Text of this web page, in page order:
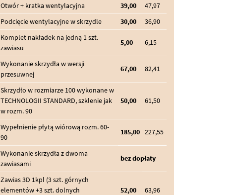
Otwór + kratka wentylacyjna 39,00
47,97
Podcięcie wentylacyjne w skrzydle
30,00
36,90
Komplet nakładek na jedną 1 szt.
zawiasu
5,00 6,15
Wykonanie skrzydła w wersji
przesuwnej
67,00 82,41
Skrzydło w rozmiarze 100 wykonane w
TECHNOLOGII STANDARD, szklenie jak
w rozm. 90
50,00 61,50
Wypełnienie płytą wiórową rozm. 60-
90
185,00 227,55
Wykonanie skrzydła z dwoma
zawiasami
bez dopłaty
Zawias 3D 1kpl (3 szt. górnych
elementów +3 szt. dolnych
52,00 63,96